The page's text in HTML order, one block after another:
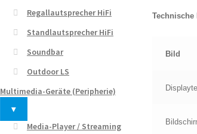
Technische
Bild
Regallautsprecher HiFi
Standlautsprecher HiFi
Soundbar
Outdoor LS
Multimedia-Geräte (Peripherie)
▾
Media-Player / Streaming